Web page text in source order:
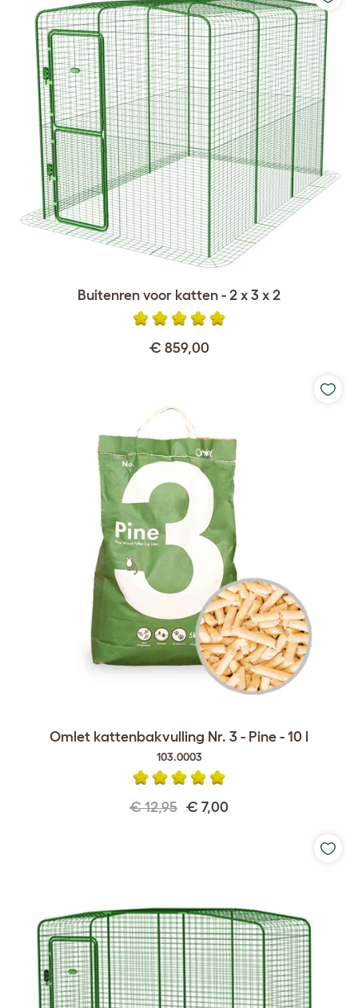
Buitenren voor katten - 2 x 3 x 2
€ 859,00
Omlet kattenbakvulling Nr. 3 - Pine - 10 l
103.0003
€ 12,95 € 7,00